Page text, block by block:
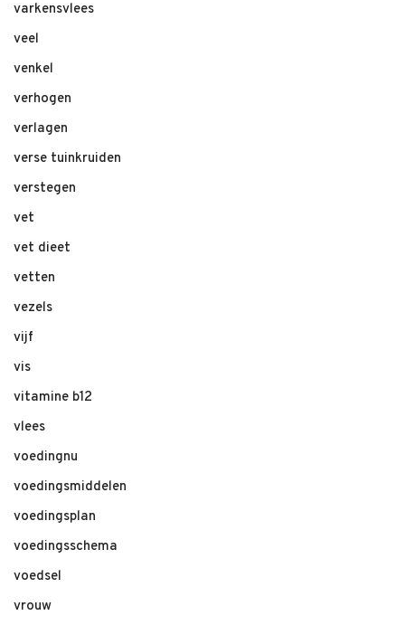
varkensvlees
veel
venkel
verhogen
verlagen
verse tuinkruiden
verstegen
vet
vet dieet
vetten
vezels
vijf
vis
vitamine b12
vlees
voedingnu
voedingsmiddelen
voedingsplan
voedingsschema
voedsel
vrouw